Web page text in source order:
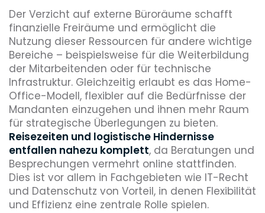
Der Verzicht auf externe Büroräume schafft
finanzielle Freiräume und ermöglicht die
Nutzung dieser Ressourcen für andere wichtige
Bereiche – beispielsweise für die Weiterbildung
der Mitarbeitenden oder für technische
Infrastruktur. Gleichzeitig erlaubt es das Home-
Office-Modell, flexibler auf die Bedürfnisse der
Mandanten einzugehen und ihnen mehr Raum
für strategische Überlegungen zu bieten.
Reisezeiten und logistische Hindernisse
entfallen nahezu komplett, da Beratungen und
Besprechungen vermehrt online stattfinden.
Dies ist vor allem in Fachgebieten wie IT-Recht
und Datenschutz von Vorteil, in denen Flexibilität
und Effizienz eine zentrale Rolle spielen.